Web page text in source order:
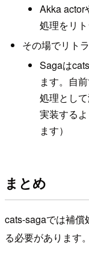
Akka actor
処理をリ
その場でリト
Sagaは
ます。自
処理とし
実装する
ます）
まとめ
cats-sagaでは補償
る必要があります。